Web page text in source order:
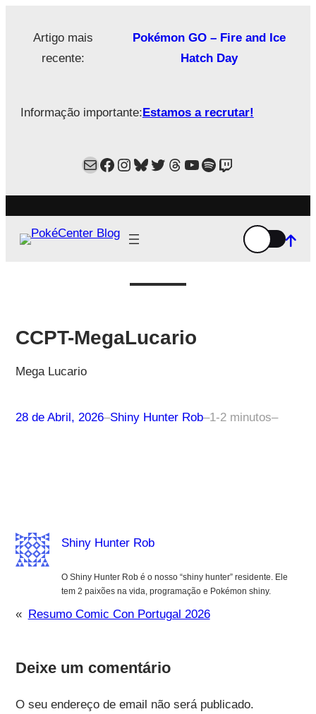
Artigo mais
recente:
Pokémon GO – Fire and Ice
Hatch Day
Informação importante:Estamos a recrutar!
MailFacebook
Instagram
Bluesky
Twitter
Estamos no Threads!
YouTube
Spotify
Twitch
CCPT-MegaLucario
Mega Lucario
28 de Abril, 2026–Shiny Hunter Rob–1-2 minutos–
Shiny Hunter Rob
O Shiny Hunter Rob é o nosso “shiny hunter” residente. Ele
tem 2 paixões na vida, programação e Pokémon shiny.
« Resumo Comic Con Portugal 2026
Deixe um comentário
O seu endereço de email não será publicado.